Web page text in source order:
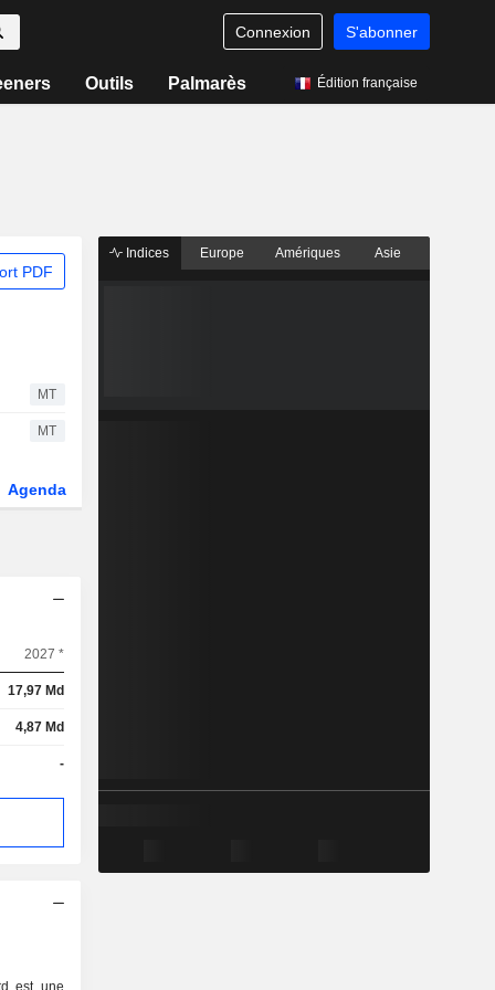
Connexion S'abonner
Outils Palmarès Édition française
PDF
MT
MT
Agenda
2027 *
17,97 Md
4,87 Md
-
est une
Indices Europe Amériques Asie